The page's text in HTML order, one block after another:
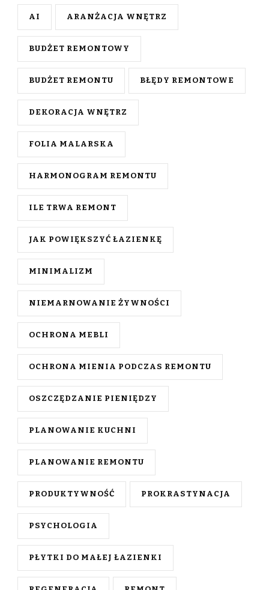
AI ARANŻACJA WNĘTRZ
BUDŻET REMONTOWY
BUDŻET REMONTU BŁĘDY REMONTOWE
DEKORACJA WNĘTRZ
FOLIA MALARSKA
HARMONOGRAM REMONTU
ILE TRWA REMONT
JAK POWIĘKSZYĆ ŁAZIENKĘ
MINIMALIZM
NIEMARNOWANIE ŻYWNOŚCI
OCHRONA MEBLI
OCHRONA MIENIA PODCZAS REMONTU
OSZCZĘDZANIE PIENIĘDZY
PLANOWANIE KUCHNI
PLANOWANIE REMONTU
PRODUKTYWNOŚĆ PROKRASTYNACJA
PSYCHOLOGIA
PŁYTKI DO MAŁEJ ŁAZIENKI